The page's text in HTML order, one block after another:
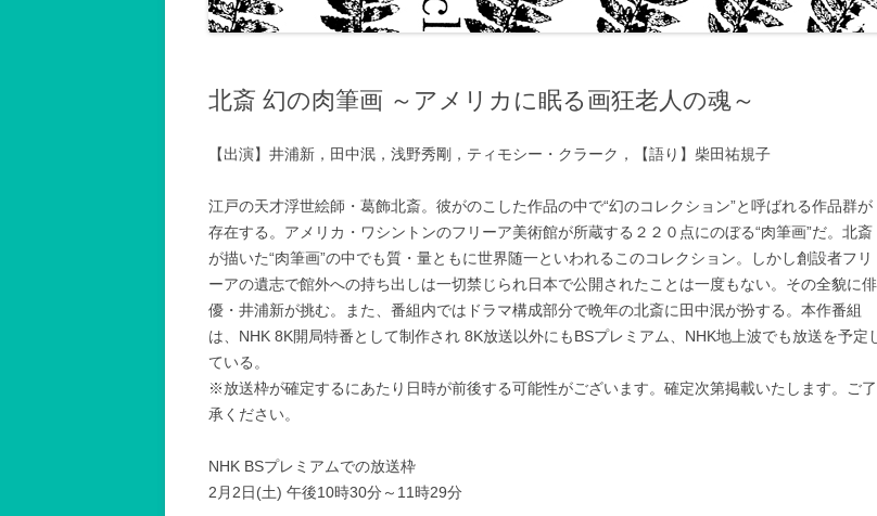
記録2005～2006
記録2010年以後
「サーキュレーションと文化」田中
田中泯｜生きることからダンスは生
石井達朗｜手紙
田中泯｜『舞踊資源』考 / ON
“DANCE AS A NATURAL
RESOURCE” MIN TANAKA
田中泯｜『身体感覚』考
北斎 幻の肉筆画 ～アメリカに眠る画狂老人の魂～
【出演】井浦新，田中泯，浅野秀剛，ティモシー・クラーク，【語り】柴田祐規子
江戸の天才浮世絵師・葛飾北斎。彼がのこした作品の中で“幻のコレクション”と呼ばれる作品群が
存在する。アメリカ・ワシントンのフリーア美術館が所蔵する２２０点にのぼる“肉筆画”だ。北斎
が描いた“肉筆画”の中でも質・量ともに世界随一といわれるこのコレクション。しかし創設者フリ
ーアの遺志で館外への持ち出しは一切禁じられ日本で公開されたことは一度もない。その全貌に俳
優・井浦新が挑む。また、番組内ではドラマ構成部分で晩年の北斎に田中泯が扮する。本作番組
は、NHK 8K開局特番として制作され 8K放送以外にもBSプレミアム、NHK地上波でも放送を予定
ている。
※放送枠が確定するにあたり日時が前後する可能性がございます。確定次第掲載いたします。ご了
承ください。
NHK BSプレミアムでの放送枠
2月2日(土) 午後10時30分～11時29分